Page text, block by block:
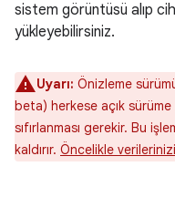
sistem görüntüsü alıp
yükleyebilirsiniz.
Uyarı: Önizleme
beta) herkese açık
sıfırlanması gerekir. Bu
kaldırır. Öncelikle